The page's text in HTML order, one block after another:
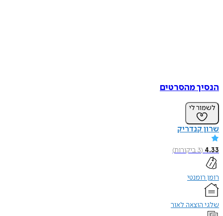
הנסיך מהסרטים
לשמור לי
שרון קנדריק
4.33
(
3ביקורות)
רומן רומנטי
שלגי הוצאה לאור